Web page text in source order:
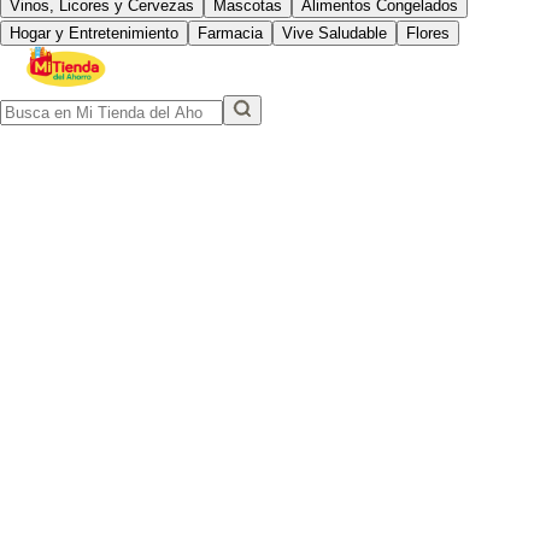
Vinos, Licores y Cervezas
Mascotas
Alimentos Congelados
Hogar y Entretenimiento
Farmacia Vive Saludable Flores